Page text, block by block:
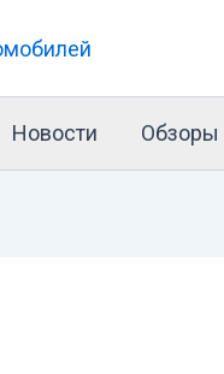
Новости Обзоры